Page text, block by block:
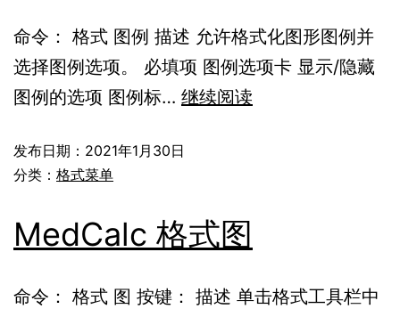
命令： 格式 图例 描述 允许格式化图形图例并
选择图例选项。 必填项 图例选项卡 显示/隐藏
图例的选项 图例标… 继续阅读
发布日期： 2021年1月30日
分类： 格式菜单
MedCalc 格式图
命令： 格式 图 按键： 描述 单击格式工具栏中